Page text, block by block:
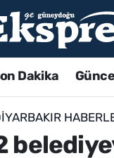
Dakika